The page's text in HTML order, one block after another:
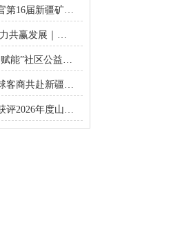
第16届新疆矿博
届新疆国际矿
能”社区公益项
山东集团圆满举
客商共赴新疆矿
评2026年度山东